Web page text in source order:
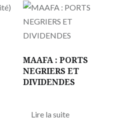
MAAFA : PORTS
NEGRIERS ET
DIVIDENDES
Lire la suite